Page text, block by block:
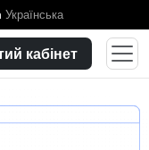
Українська
кабінет